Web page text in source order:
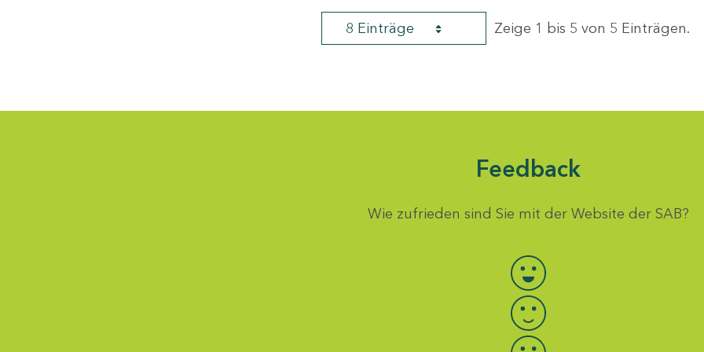
8 Einträge Zeige 1 bis 5 von 5 Einträgen.
Feedback
Wie zufrieden sind Sie mit der Website der SAB?
Bewertung auswählen